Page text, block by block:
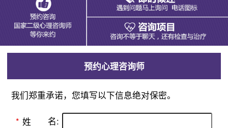
预约心理咨询师
我们郑重承诺，您填写以下信息绝对保密。
* 姓 名: